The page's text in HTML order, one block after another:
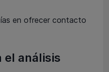
en ofrecer contacto
el análisis